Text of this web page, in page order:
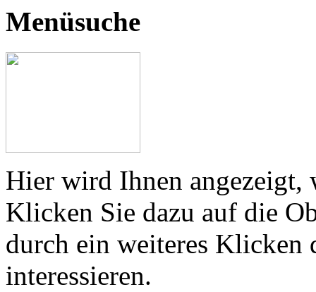
Menüsuche
Hier wird Ihnen angezeigt,
Klicken Sie dazu auf die
durch ein weiteres Klicken
interessieren.